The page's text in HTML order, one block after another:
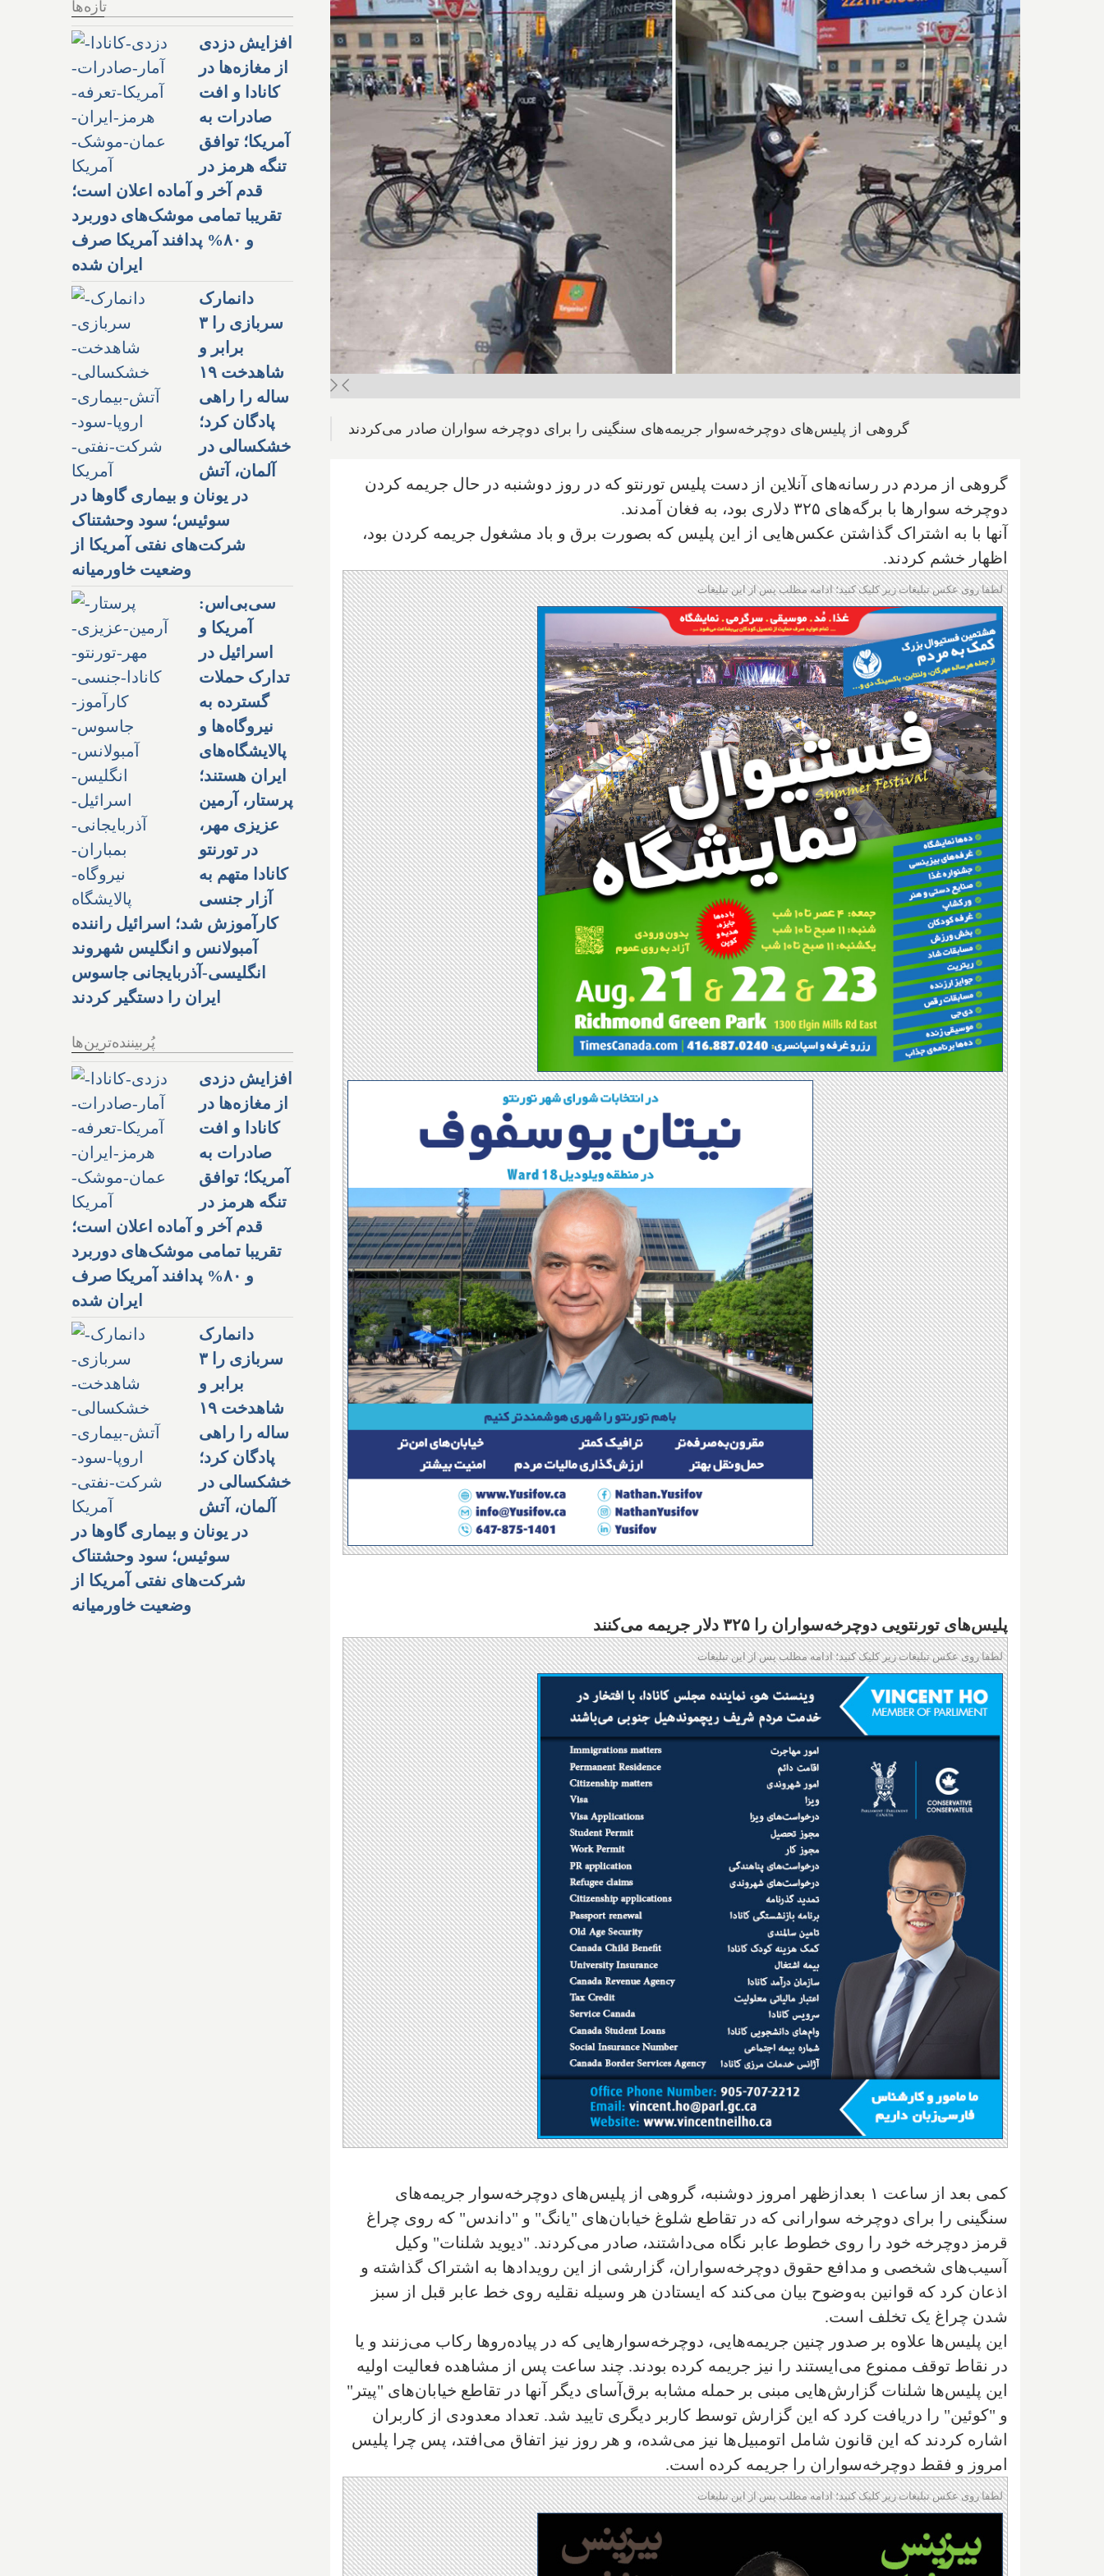
گروهی از پلیس‌های دوچرخه‌سوار جریمه‌های سنگینی را برای دوچرخه سواران صادر می‌کردند
گروهی از مردم در رسانه‌های آنلاین از دست پلیس تورنتو که در روز دوشنبه در حال جریمه کردن
دوچرخه سوارها با برگه‌های ۳۲۵ دلاری بود، به فغان آمدند.
آنها با به اشتراک گذاشتن عکس‌هایی از این پلیس که بصورت برق و باد مشغول جریمه کردن بود،
اظهار خشم کردند.
لطفا روی عکس تبلیغات زیر کلیک کنید؛ ادامه مطلب پس از این تبلیغات
پلیس‌های تورنتویی دوچرخه‌سواران را ۳۲۵ دلار جریمه می‌کنند
لطفا روی عکس تبلیغات زیر کلیک کنید؛ ادامه مطلب پس از این تبلیغات
کمی بعد از ساعت ۱ بعدازظهر امروز دوشنبه، گروهی از پلیس‌های دوچرخه‌سوار جریمه‌های
سنگینی را برای دوچرخه سوارانی که در تقاطع شلوغ خیابان‌های "یانگ" و "داندس" که روی چراغ
قرمز دوچرخه خود را روی خطوط عابر نگاه می‌داشتند، صادر می‌کردند. "دیوید شلنات" وکیل
آسیب‌های شخصی و مدافع حقوق دوچرخه‌سواران، گزارشی از این رویدادها به اشتراک گذاشته و
اذعان کرد که قوانین به‌وضوح بیان می‌کند که ایستادن هر وسیله نقلیه روی خط عابر قبل از سبز
شدن چراغ یک تخلف است.
این پلیس‌ها علاوه بر صدور چنین جریمه‌هایی، دوچرخه‌سوارهایی که در پیاده‌روها رکاب می‌زنند و یا
در نقاط توقف ممنوع می‌ایستند را نیز جریمه کرده بودند. چند ساعت پس از مشاهده فعالیت اولیه
این پلیس‌ها شلنات گزارش‌هایی مبنی بر حمله مشابه برق‌آسای دیگر آنها در تقاطع خیابان‌های "پیتر"
و "کوئین" را دریافت کرد که این گزارش توسط کاربر دیگری تایید شد. تعداد معدودی از کاربران
اشاره کردند که این قانون شامل اتومبیل‌ها نیز می‌شده، و هر روز نیز اتفاق می‌افتد، پس چرا پلیس
امروز و فقط دوچرخه‌سواران را جریمه کرده است.
لطفا روی عکس تبلیغات زیر کلیک کنید؛ ادامه مطلب پس از این تبلیغات
تازه‌ها
افزایش دزدی
از مغازه‌ها در
کانادا و افت
صادرات به
آمریکا؛ توافق
تنگه هرمز در
قدم آخر و آماده اعلان است؛
تقریبا تمامی موشک‌های دوربرد
و ۸۰% پدافند آمریکا صرف
ایران شده
دانمارک
سربازی را ۳
برابر و
شاهدخت ۱۹
ساله را راهی
پادگان کرد؛
خشکسالی در
آلمان، آتش
در یونان و بیماری گاوها در
سوئیس؛ سود وحشتناک
شرکت‌های نفتی آمریکا از
وضعیت خاورمیانه
سی‌بی‌اس:
آمریکا و
اسرائیل در
تدارک حملات
گسترده به
نیروگاه‌ها و
پالایشگاه‌های
ایران هستند؛
پرستار، آرمین
عزیزی مهر،
در تورنتو
کانادا متهم به
آزار جنسی
کارآموزش شد؛ اسرائیل راننده
آمبولانس و انگلیس شهروند
انگلیسی-آذربایجانی جاسوس
ایران را دستگیر کردند
پُربیننده‌ترین‌ها
افزایش دزدی
از مغازه‌ها در
کانادا و افت
صادرات به
آمریکا؛ توافق
تنگه هرمز در
قدم آخر و آماده اعلان است؛
تقریبا تمامی موشک‌های دوربرد
و ۸۰% پدافند آمریکا صرف
ایران شده
دانمارک
سربازی را ۳
برابر و
شاهدخت ۱۹
ساله را راهی
پادگان کرد؛
خشکسالی در
آلمان، آتش
در یونان و بیماری گاوها در
سوئیس؛ سود وحشتناک
شرکت‌های نفتی آمریکا از
وضعیت خاورمیانه